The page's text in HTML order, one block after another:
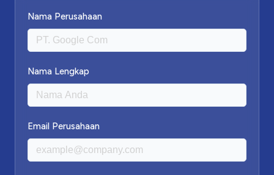
Nama Perusahaan
Nama Lengkap
Email Perusahaan